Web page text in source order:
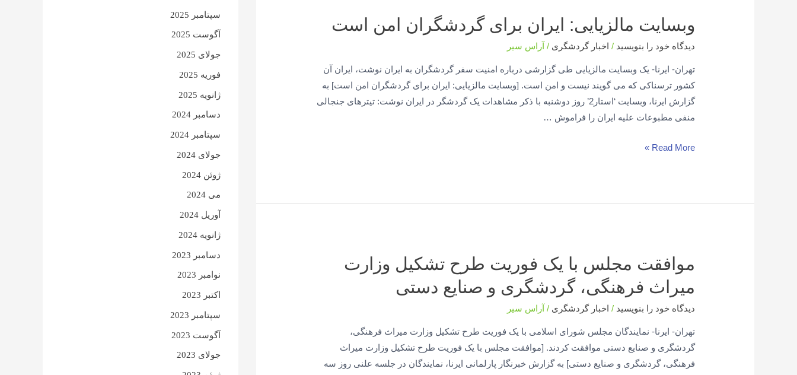
وبسایت مالزیایی: ایران برای گردشگران امن است
دیدگاه‌ خود را بنویسید / اخبار گردشگری / آراس سیر
تهران- ایرنا- یک وبسایت مالزیایی طی گزارشی درباره امنیت سفر گردشگران به ایران نوشت، ایران آن
کشور ترسناکی که می گویند نیست و امن است. [وبسایت مالزیایی: ایران برای گردشگران امن است] به
گزارش ایرنا، وبسایت ‘استار2’ روز دوشنبه با ذکر مشاهدات یک گردشگر در ایران نوشت: تیترهای جنجالی
منفی مطبوعات علیه ایران را فراموش …
Read More »
موافقت مجلس با یک فوریت طرح تشکیل وزارت
میراث فرهنگی، گردشگری و صنایع دستی
دیدگاه‌ خود را بنویسید / اخبار گردشگری / آراس سیر
تهران- ایرنا- نمایندگان مجلس شورای اسلامی با یک فوریت طرح تشکیل وزارت میراث فرهنگی،
گردشگری و صنایع دستی موافقت کردند. [موافقت مجلس با یک فوریت طرح تشکیل وزارت میراث
فرهنگی، گردشگری و صنایع دستی] به گزارش خبرنگار پارلمانی ایرنا، نمایندگان در جلسه علنی روز سه
سپتامبر 2025
آگوست 2025
جولای 2025
فوریه 2025
ژانویه 2025
دسامبر 2024
سپتامبر 2024
جولای 2024
ژوئن 2024
می 2024
آوریل 2024
ژانویه 2024
دسامبر 2023
نوامبر 2023
اکتبر 2023
سپتامبر 2023
آگوست 2023
جولای 2023